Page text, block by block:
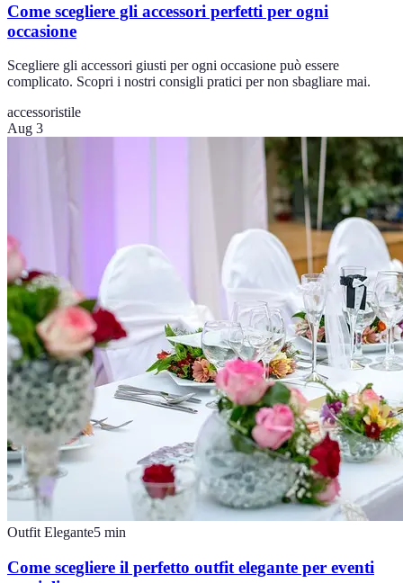
Come scegliere gli accessori perfetti per ogni
occasione
Scegliere gli accessori giusti per ogni occasione può essere
complicato. Scopri i nostri consigli pratici per non sbagliare mai.
accessoristile
Aug 3
Outfit Elegante5 min
Come scegliere il perfetto outfit elegante per eventi